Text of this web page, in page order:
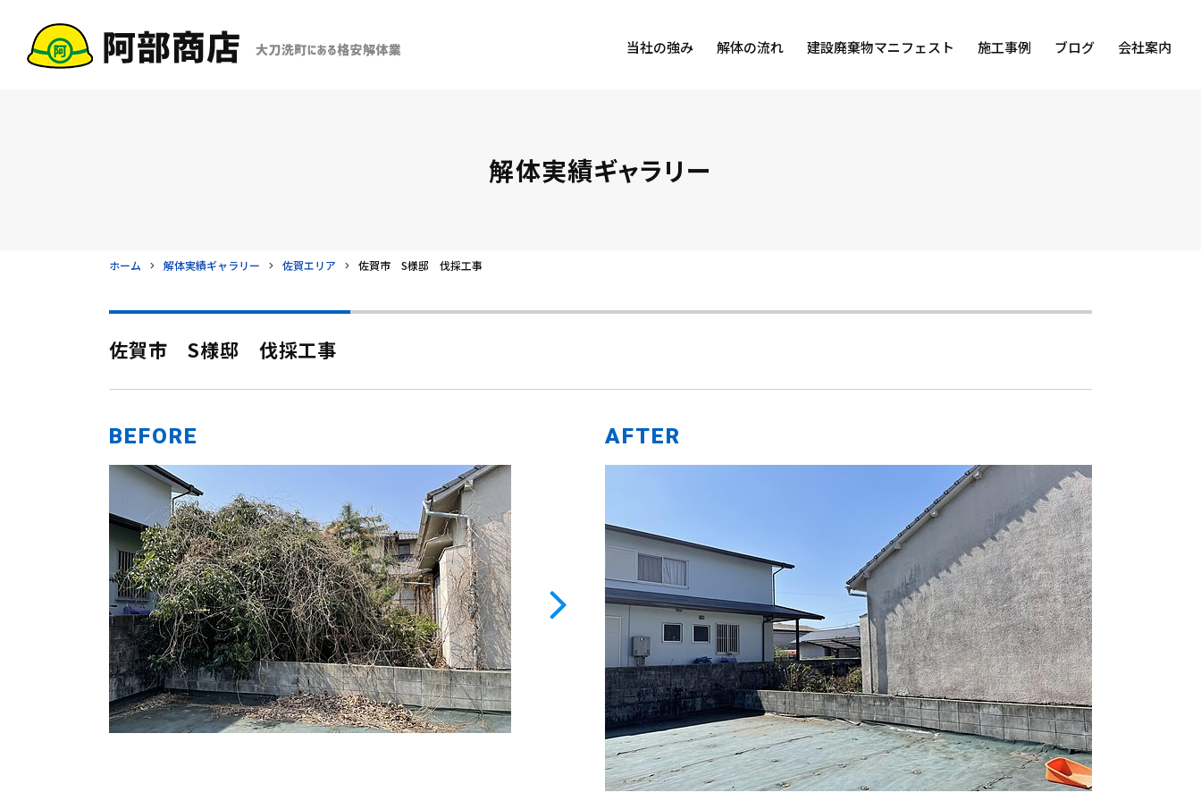
当社の強み 解体の流れ 建設廃棄物マニフェスト 施工事例 ブログ 会社案内
解体実績ギャラリー
ホーム 解体実績ギャラリー 佐賀エリア 佐賀市 S様邸 伐採工事
佐賀市 S様邸 伐採工事
BEFORE AFTER